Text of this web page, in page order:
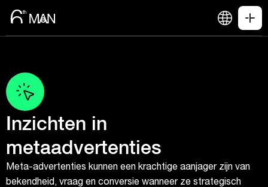
Inzichten in
metaadvertenties
Meta-advertenties kunnen een krachtige aanjager zijn van
bekendheid, vraag en conversie wanneer ze strategisch